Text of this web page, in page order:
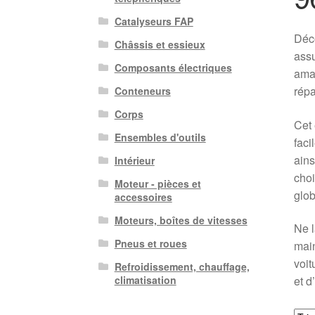
Cet
Ne
et
Catalyseurs FAP
Châssis et essieux
Composants électriques
Conteneurs
Corps
Ensembles d'outils
Intérieur
Moteur - pièces et
accessoires
Moteurs, boîtes de vitesses
Pneus et roues
Refroidissement, chauffage,
climatisation